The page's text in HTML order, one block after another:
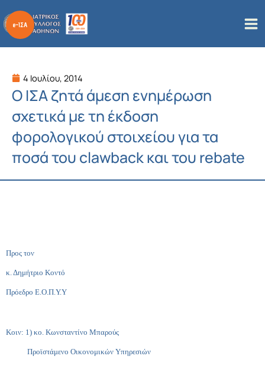
στο
περιεχόμενο
4 Ιουλίου, 2014
Ο ΙΣΑ ζητά άμεση ενημέρωση
σχετικά με τη έκδοση
φορολογικού στοιχείου για τα
ποσά του clawback και του rebate
Προς τον
κ. Δημήτριο Κοντό
Πρόεδρο Ε.Ο.Π.Υ.Υ
Κοιν: 1) κο. Κωνσταντίνο Μπαρούς
Προϊστάμενο Οικονομικών Υπηρεσιών